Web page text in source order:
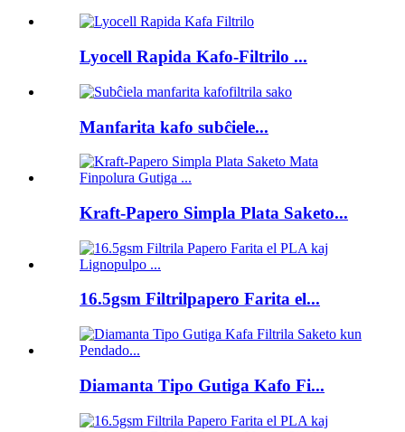
Lyocell Rapida Kafo-Filtrilo ...
Manfarita kafo subĉiele...
Kraft-Papero Simpla Plata Saketo...
16.5gsm Filtrilpapero Farita el...
Diamanta Tipo Gutiga Kafo Fi...